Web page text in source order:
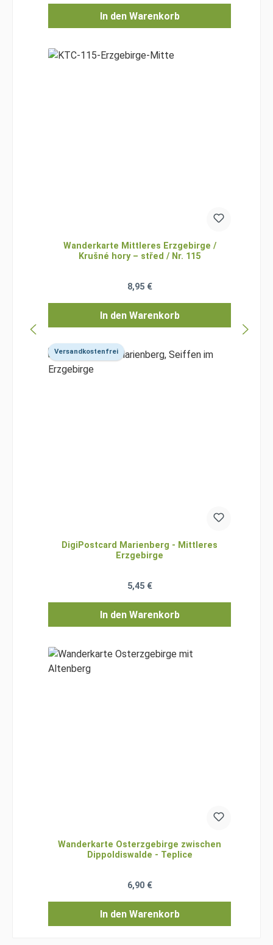
In den Warenkorb
Wanderkarte Mittleres Erzgebirge /
Krušné hory – střed / Nr. 115
Regulärer Preis:
8,95 €
In den Warenkorb
Versandkostenfrei
DigiPostcard Marienberg - Mittleres
Erzgebirge
Regulärer Preis:
5,45 €
In den Warenkorb
Wanderkarte Osterzgebirge zwischen
Dippoldiswalde - Teplice
Regulärer Preis:
6,90 €
In den Warenkorb